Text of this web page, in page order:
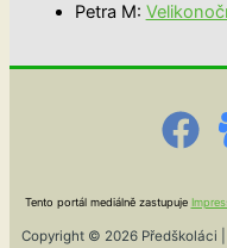
Petra M:
Tento portál mediálně zastupuje
Copyright © 2026 Předškoláci